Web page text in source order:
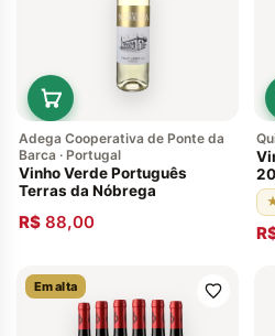
Adega Cooperativa de Ponte da
Barca · Portugal
Vinho Verde Português
Terras da Nóbrega
R$ 88,00
Em alta